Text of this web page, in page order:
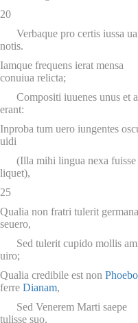
20
Verbaque pro certis iussa
notis.
Iamque frequens ierat mensa
conuiua relicta;
Compositi iuuenes unus et
erant:
Inproba tum uero iungentes
uidi
(Illa mihi lingua nexa fuisse
liquet),
25
Qualia non fratri tulerit germana
seuero,
Sed tulerit cupido mollis
uiro;
Qualia credibile est non Phoebo
ferre Dianam,
Sed Venerem Marti saepe
tulisse suo.